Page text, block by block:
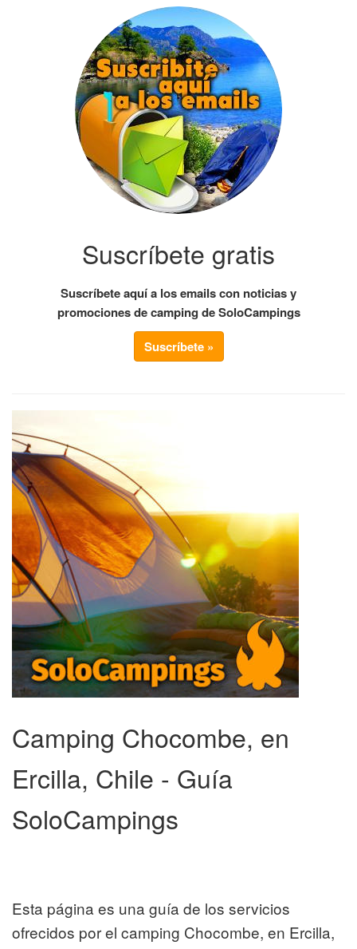
Suscríbete gratis
Suscríbete aquí a los emails con noticias y
promociones de camping de SoloCampings
Suscríbete »
Camping Chocombe, en
Ercilla, Chile - Guía
SoloCampings
Esta página es una guía de los servicios
ofrecidos por el camping Chocombe, en Ercilla,